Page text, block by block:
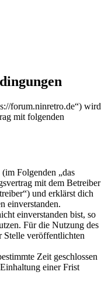
forum.ninretro.de“) wird
mit folgenden
Folgenden „das
mit dem Betreiber
und erklärst dich
einverstanden.
einverstanden bist, so
Für die Nutzung des
Stelle veröffentlichten
Zeit geschlossen
einer Frist